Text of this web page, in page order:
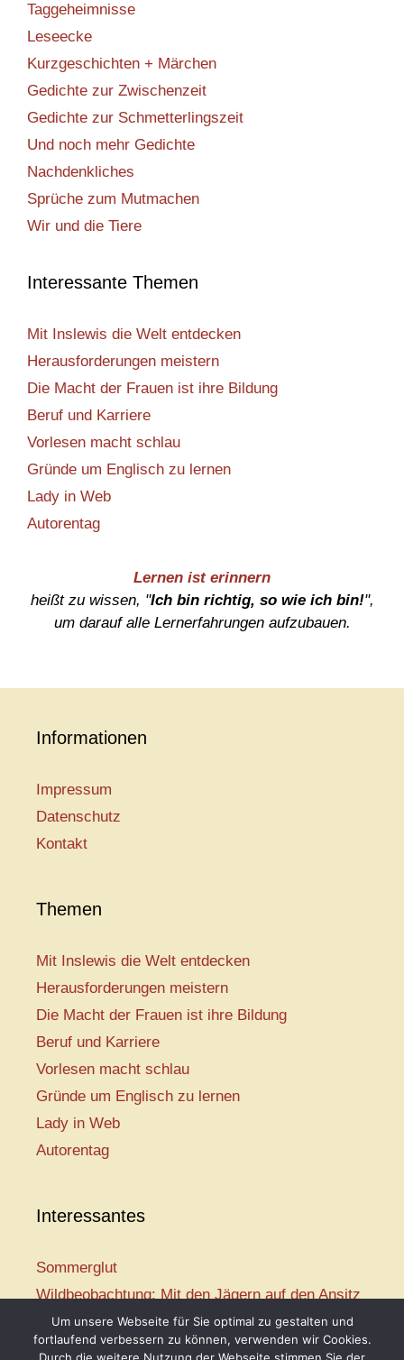
Taggeheimnisse
Leseecke
Kurzgeschichten + Märchen
Gedichte zur Zwischenzeit
Gedichte zur Schmetterlingszeit
Und noch mehr Gedichte
Nachdenkliches
Sprüche zum Mutmachen
Wir und die Tiere
Interessante Themen
Mit Inslewis die Welt entdecken
Herausforderungen meistern
Die Macht der Frauen ist ihre Bildung
Beruf und Karriere
Vorlesen macht schlau
Gründe um Englisch zu lernen
Lady in Web
Autorentag
Lernen ist erinnern
heißt zu wissen, "Ich bin richtig, so wie ich bin!",
um darauf alle Lernerfahrungen aufzubauen.
Informationen
Impressum
Datenschutz
Kontakt
Themen
Mit Inslewis die Welt entdecken
Herausforderungen meistern
Die Macht der Frauen ist ihre Bildung
Beruf und Karriere
Vorlesen macht schlau
Gründe um Englisch zu lernen
Lady in Web
Autorentag
Interessantes
Sommerglut
Wildbeobachtung: Mit den Jägern auf den Ansitz
Mir ist so heiß
Mission: Rettungsschwimmer
Um unsere Webseite für Sie optimal zu gestalten und
fortlaufend verbessern zu können, verwenden wir Cookies.